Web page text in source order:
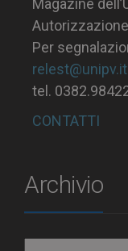
Per
relest@unipv.it
tel.
CONTATTI
Archivio